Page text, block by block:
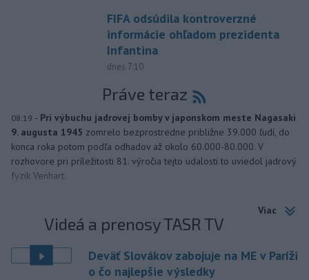
FIFA odsúdila kontroverzné
informácie ohľadom prezidenta
Infantina
dnes 7:10
Práve teraz
08:19 - Pri výbuchu jadrovej bomby v japonskom meste Nagasaki
9. augusta 1945 zomrelo bezprostredne približne 39.000 ľudí, do
konca roka potom podľa odhadov až okolo 60.000-80.000. V
rozhovore pri príležitosti 81. výročia tejto udalosti to uviedol jadrový
fyzik Venhart.
Viac
Videá a prenosy TASR TV
Deväť Slovákov zabojuje na ME v Paríži
o čo najlepšie výsledky